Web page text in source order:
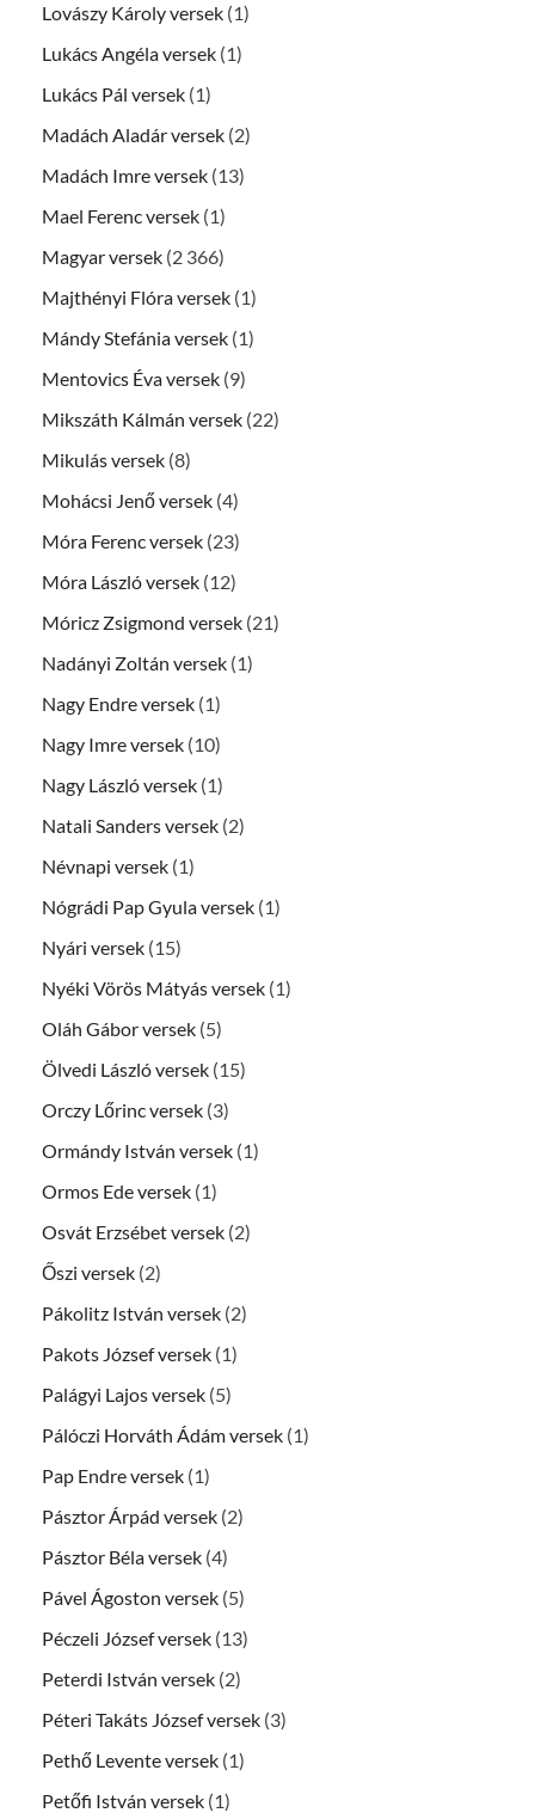
Lovászy Károly versek (1)
Lukács Angéla versek (1)
Lukács Pál versek (1)
Madách Aladár versek (2)
Madách Imre versek (13)
Mael Ferenc versek (1)
Magyar versek (2 366)
Majthényi Flóra versek (1)
Mándy Stefánia versek (1)
Mentovics Éva versek (9)
Mikszáth Kálmán versek (22)
Mikulás versek (8)
Mohácsi Jenő versek (4)
Móra Ferenc versek (23)
Móra László versek (12)
Móricz Zsigmond versek (21)
Nadányi Zoltán versek (1)
Nagy Endre versek (1)
Nagy Imre versek (10)
Nagy László versek (1)
Natali Sanders versek (2)
Névnapi versek (1)
Nógrádi Pap Gyula versek (1)
Nyári versek (15)
Nyéki Vörös Mátyás versek (1)
Oláh Gábor versek (5)
Ölvedi László versek (15)
Orczy Lőrinc versek (3)
Ormándy István versek (1)
Ormos Ede versek (1)
Osvát Erzsébet versek (2)
Őszi versek (2)
Pákolitz István versek (2)
Pakots József versek (1)
Palágyi Lajos versek (5)
Pálóczi Horváth Ádám versek (1)
Pap Endre versek (1)
Pásztor Árpád versek (2)
Pásztor Béla versek (4)
Pável Ágoston versek (5)
Péczeli József versek (13)
Peterdi István versek (2)
Péteri Takáts József versek (3)
Pethő Levente versek (1)
Petőfi István versek (1)